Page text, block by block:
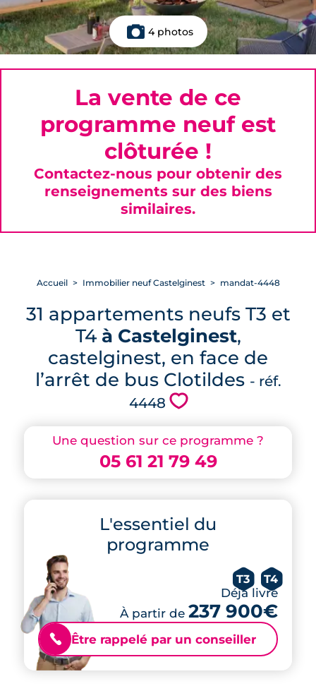
4 photos
Une question sur ce programme ?
05 61 21 79 49
L'essentiel du
programme
T3 T4
Déjà livré
À partir de 237 900€
📞 Être rappelé par un conseiller
Accueil Immobilier neuf Castelginest mandat-4448
31 appartements neufs T3 et
T4 à Castelginest,
castelginest, en face de
l’arrêt de bus Clotildes - réf.
4448 💗
La vente de ce
programme neuf est
clôturée !
Contactez-nous pour obtenir des
renseignements sur des biens
similaires.